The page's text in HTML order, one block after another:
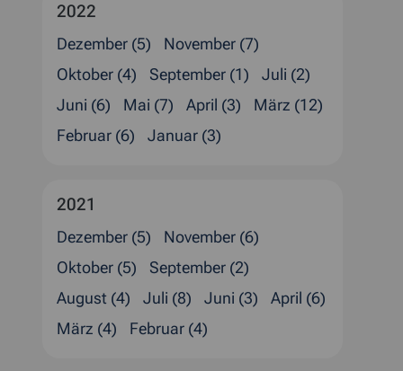
2022
Dezember (5)
November (7)
Oktober (4)
September (1)
Juli (2)
Juni (6)
Mai (7) April (3)
März (12)
Februar (6)
Januar (3)
2021
Dezember (5)
November (6)
Oktober (5)
September (2)
August (4)
Juli (8) Juni (3)
April (6)
März (4)
Februar (4)